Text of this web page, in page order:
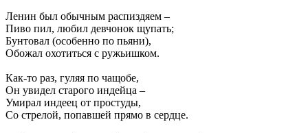
Ленин был обычным распиздяем –
Пиво пил, любил девчонок щупать;
Бунтовал (особенно по пьяни),
Обожал охотиться с ружьишком.
Как-то раз, гуляя по чащобе,
Он увидел старого индейца –
Умирал индеец от простуды,
Со стрелой, попавшей прямо в сердце.